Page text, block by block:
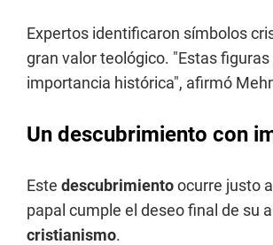
Expertos identificaron símbolos
gran valor teológico. "Estas
importancia histórica", afirmó
Un descubrimiento con
Este descubrimientoocurre justo
papal cumple el deseo final de su
cristianismo.